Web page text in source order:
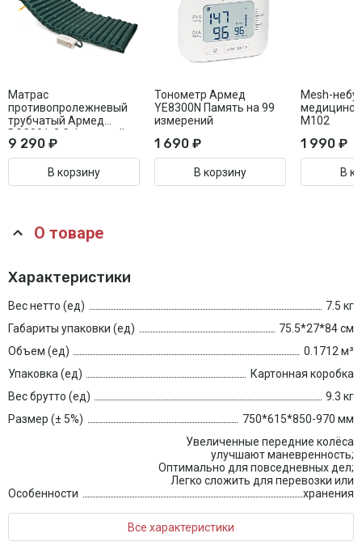
Матрас
противопролежневый
трубчатый Армед
DGC001-2 С функцией
статик
9 290 ₽
В корзину
Тонометр Армед
YE8300N Память на 99
измерений
1 690 ₽
В корзину
Mesh-
M102
1 990 ₽
В
О товаре
Характеристики
Вес нетто (ед)
7.5 кг
Габариты упаковки (ед)
75.5*27*84 см
Объем (ед)
0.1712 м³
Упаковка (ед)
Картонная коробка
Вес брутто (ед)
9.3 кг
Размер (± 5%)
750*615*850-970 мм
Особенности
Увеличенные передние колёса
улучшают маневренность;
Оптимально для повседневных дел;
Легко сложить для перевозки или
хранения
Все характеристики